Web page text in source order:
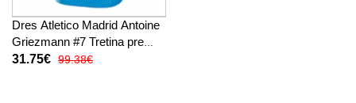
Dres Atletico Madrid Antoine
Griezmann #7 Tretina pre
Ženy 2025-26 Krátky Rukáv
31.75€ 99.38€